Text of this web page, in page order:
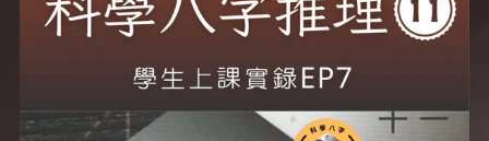
祖傳命理
手工印鑑
課程介紹
五行八字學
後天派陽宅
黃金會員專區
試閱專區
《十神高階實戰錄》完整典藏版
1美元超值PDF
學生紅利課程
八字雜記
站長精選